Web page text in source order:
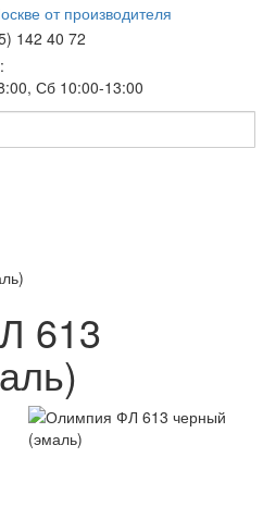
142 40 72
Сб 10:00-13:00
613